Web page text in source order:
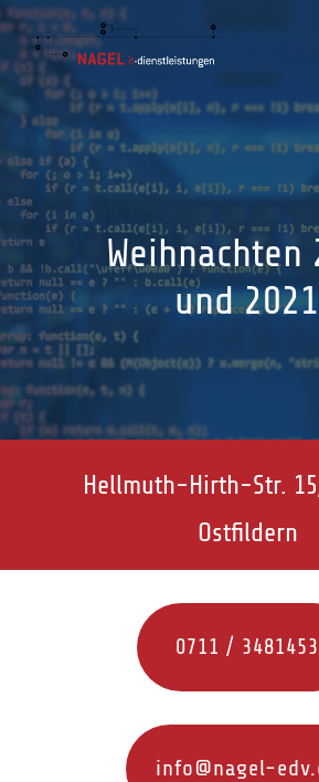
Weihnachten
und 2021
Hellmuth-Hirth-Str.
Ostfildern
0711 / 3481453
info@nagel-